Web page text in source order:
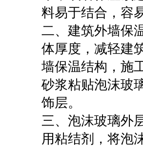
料易于结合，容
二、建筑外墙保
体厚度，减轻建
墙保温结构，施
砂浆粘贴泡沫玻
饰层。
三、泡沫玻璃外
用粘结剂，将泡